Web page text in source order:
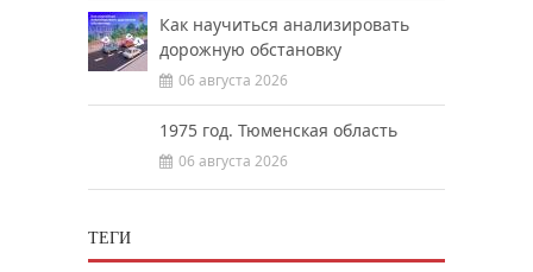
Как научиться анализировать
дорожную обстановку
06 августа 2026
1975 год. Тюменская область
06 августа 2026
ТЕГИ